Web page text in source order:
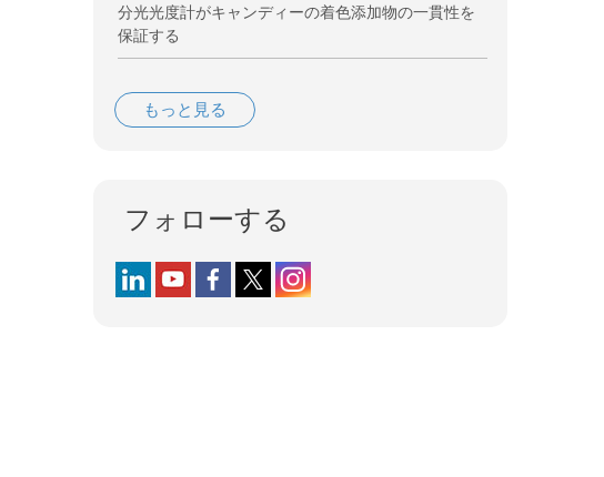
分光光度計がキャンディーの着色添加物の一貫性を
保証する
もっと見る
フォローする
Follow us on LinkedIn
Follow us on YouTube
Follow us on Facebook
Follow us on X (formerly Twitter)
Follow us on Instagram